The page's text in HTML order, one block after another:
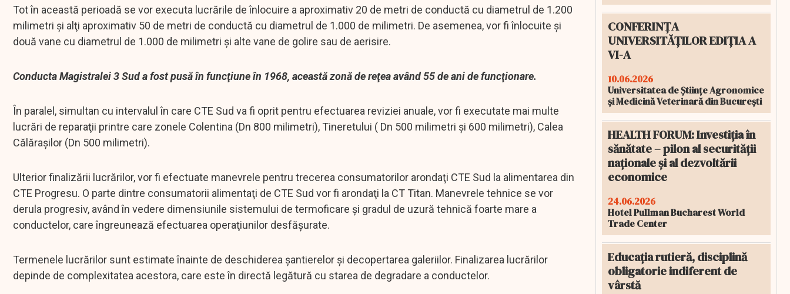
Tot în această perioadă se vor executa lucrările de înlocuire a aproximativ 20 de metri de conductă cu diametrul de 1.200
milimetri şi alţi aproximativ 50 de metri de conductă cu diametrul de 1.000 de milimetri. De asemenea, vor fi înlocuite şi
două vane cu diametrul de 1.000 de milimetri şi alte vane de golire sau de aerisire.
Conducta Magistralei 3 Sud a fost pusă în funcţiune în 1968, această zonă de reţea având 55 de ani de funcţionare.
În paralel, simultan cu intervalul în care CTE Sud va fi oprit pentru efectuarea reviziei anuale, vor fi executate mai multe
lucrări de reparaţii printre care zonele Colentina (Dn 800 milimetri), Tineretului ( Dn 500 milimetri şi 600 milimetri), Calea
Călăraşilor (Dn 500 milimetri).
Ulterior finalizării lucrărilor, vor fi efectuate manevrele pentru trecerea consumatorilor arondaţi CTE Sud la alimentarea din
CTE Progresu. O parte dintre consumatorii alimentaţi de CTE Sud vor fi arondaţi la CT Titan. Manevrele tehnice se vor
derula progresiv, având în vedere dimensiunile sistemului de termoficare şi gradul de uzură tehnică foarte mare a
conductelor, care îngreunează efectuarea operaţiunilor desfăşurate.
Termenele lucrărilor sunt estimate înainte de deschiderea şantierelor şi decopertarea galeriilor. Finalizarea lucrărilor
depinde de complexitatea acestora, care este în directă legătură cu starea de degradare a conductelor.
CONFERINȚA
UNIVERSITĂȚILOR EDIȚIA A
VI-A
10.06.2026
Universitatea de Științe Agronomice
și Medicină Veterinară din București
HEALTH FORUM: Investiția în
sănătate – pilon al securității
naționale și al dezvoltării
economice
24.06.2026
Hotel Pullman Bucharest World
Trade Center
Educația rutieră, disciplină
obligatorie indiferent de
vârstă